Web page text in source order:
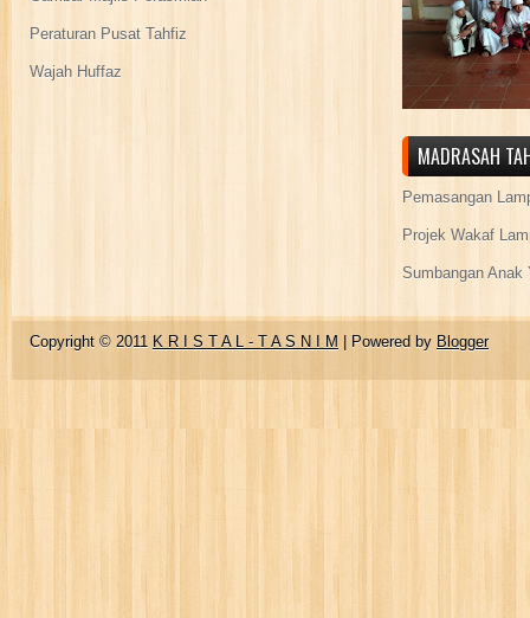
Peraturan Pusat Tahfiz
Wajah Huffaz
MADRASAH
Pemasangan
Projek Wakaf
Sumbangan Anak
Copyright © 2011 K R I S T A L - T A S N I M | Powered by Blogger